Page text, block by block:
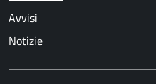
Avvisi
Notizie